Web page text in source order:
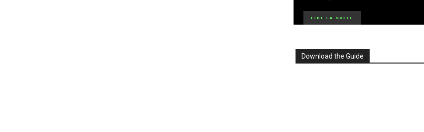
LIRE LA SUITE
Download the Guide